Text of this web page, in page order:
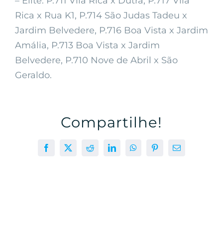
Rica x Rua K1, P.714 São Judas Tadeu x
Jardim Belvedere, P.716 Boa Vista x Jardim
Amália, P.713 Boa Vista x Jardim
Belvedere, P.710 Nove de Abril x São
Geraldo.
Compartilhe!
Facebook
X RedditLinkedInWhatsAppPinterest
E-